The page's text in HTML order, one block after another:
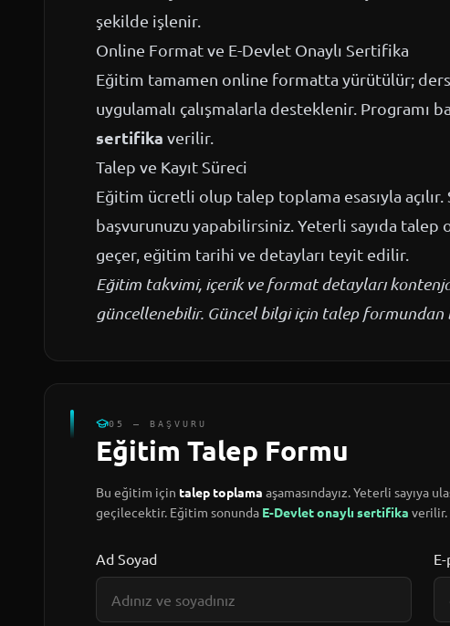
şekilde işlenir.
Online Format ve E-Devlet Onaylı Sertifika
Eğitim tamamen online formatta yürütülür; ders
uygulamalı çalışmalarla desteklenir. Programı
sertifika verilir.
Talep ve Kayıt Süreci
Eğitim ücretli olup talep toplama esasıyla açılır.
başvurunuzu yapabilirsiniz. Yeterli sayıda
geçer, eğitim tarihi ve detayları teyit edilir.
Eğitim takvimi, içerik ve format detayları
güncellenebilir. Güncel bilgi için talep formundan
05 — BAŞVURU
Eğitim Talep Formu
Bu eğitim için talep toplama aşamasındayız. Yeterli sayıya
geçilecektir. Eğitim sonunda E-Devlet onaylı sertifika verilir.
Ad Soyad